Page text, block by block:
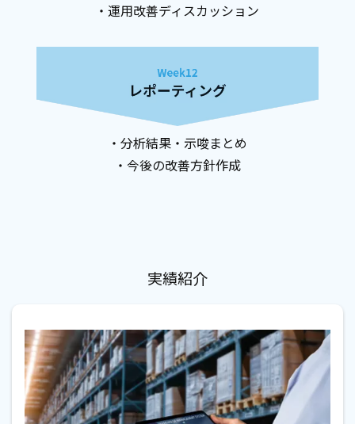
・運用改善ディスカッション
・分析結果・示唆まとめ
・今後の改善方針作成
実績紹介